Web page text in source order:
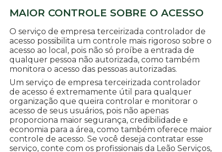
MAIOR CONTROLE SOBRE O ACESSO
O serviço de empresa terceirizada controlador de
acesso possibilita um controle mais rigoroso sobre o
acesso ao local, pois não só proíbe a entrada de
qualquer pessoa não autorizada, como também
monitora o acesso das pessoas autorizadas.
Um serviço de empresa terceirizada controlador
de acesso é extremamente útil para qualquer
organização que queira controlar e monitorar o
acesso de seus usuários, pois não apenas
proporciona maior segurança, credibilidade e
economia para a área, como também oferece maior
controle de acesso. Se você deseja contratar esse
serviço, conte com os profissionais da Leão Serviços,